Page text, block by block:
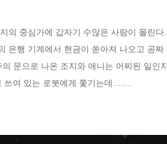
의 중심가에 갑자기 수많은 사람이 몰린
은행 기계에서 현금이 쏟아져 나오고 공
문으로 나온 조지와 애니는 어찌된 일
쓰여 있는 로봇에게 쫓기는데…….